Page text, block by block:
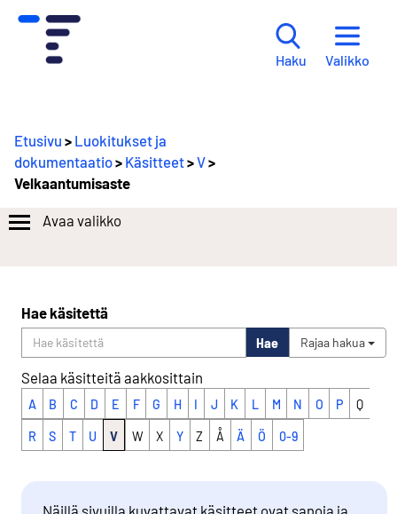
Haku Valikko
Etusivu > Luokitukset ja
dokumentaatio> Käsitteet>V>
Velkaantumisaste
Avaa valikko
Hae käsitettä
Hae Rajaa hakua
Selaa käsitteitä aakkosittain
A B C D E F G H I J K L M N O P Q
R S T U V W X Y Z Å Ä Ö 0-9